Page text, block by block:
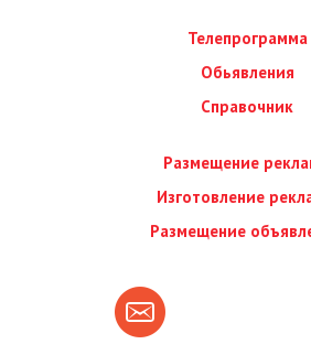
Телепрограмма
Обьявления
Справочник
Размещение
Изготовление
Размещение